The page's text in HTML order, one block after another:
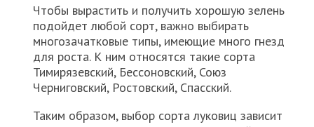
Чтобы вырастить и получить хорошую зелень
подойдет любой сорт, важно выбирать
многозачатковые типы, имеющие много гнезд
для роста. К ним относятся такие сорта
Тимирязевский, Бессоновский, Союз
Черниговский, Ростовский, Спасский.
Таким образом, выбор сорта луковиц зависит